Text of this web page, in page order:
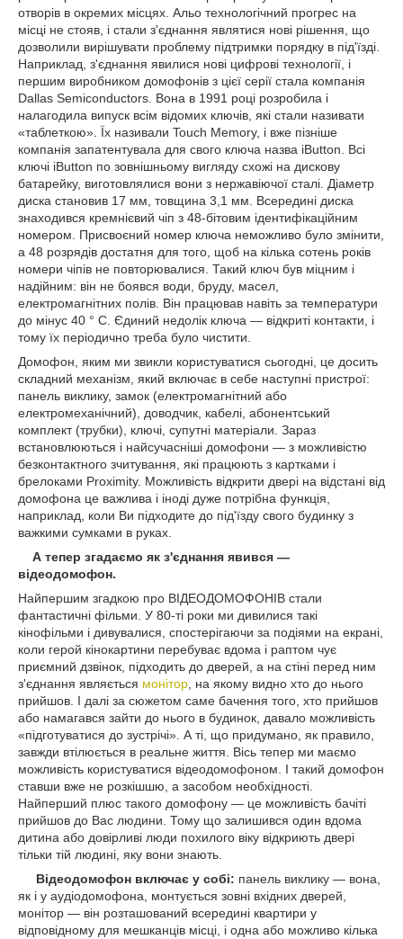
отворів в окремих місцях. Альо технологічний прогрес на
місці не стояв, і стали з'єднання являтися нові рішення, що
дозволили вирішувати проблему підтримки порядку в під'їзді.
Наприклад, з'єднання явилися нові цифрові технології, і
першим виробником домофонів з цієї серії стала компанія
Dallas Semiconductors. Вона в 1991 році розробила і
налагодила випуск всім відомих ключів, які стали називати
«таблеткою». Їх називали Touch Memory, і вже пізніше
компанія запатентувала для свого ключа назва iButton. Всі
ключі iButton по зовнішньому вигляду схожі на дискову
батарейку, виготовлялися вони з нержавіючої сталі. Діаметр
диска становив 17 мм, товщина 3,1 мм. Всередині диска
знаходився кремнієвий чіп з 48-бітовим ідентифікаційним
номером. Присвоєний номер ключа неможливо було змінити,
а 48 розрядів достатня для того, щоб на кілька сотень років
номери чіпів не повторювалися. Такий ключ був міцним і
надійним: він не боявся води, бруду, масел,
електромагнітних полів. Він працював навіть за температури
до мінус 40 ° С. Єдиний недолік ключа ― відкриті контакти, і
тому їх періодично треба було чистити.
Домофон, яким ми звикли користуватися сьогодні, це досить
складний механізм, який включає в себе наступні пристрої:
панель виклику, замок (електромагнітний або
електромеханічний), доводчик, кабелі, абонентський
комплект (трубки), ключі, супутні матеріали. Зараз
встановлюються і найсучасніші домофони ― з можливістю
безконтактного зчитування, які працюють з картками і
брелоками Proximity. Можливість відкрити двері на відстані від
домофона це важлива і іноді дуже потрібна функція,
наприклад, коли Ви підходите до під'їзду свого будинку з
важкими сумками в руках.
А тепер згадаємо як з'єднання явився ―
відеодомофон.
Найпершим згадкою про ВІДЕОДОМОФОНІВ стали
фантастичні фільми. У 80-ті роки ми дивилися такі
кінофільми і дивувалися, спостерігаючи за подіями на екрані,
коли герой кінокартини перебуває вдома і раптом чує
приємний дзвінок, підходить до дверей, а на стіні перед ним
з'єднання являється монітор , на якому видно хто до нього
прийшов. І далі за сюжетом саме бачення того, хто прийшов
або намагався зайти до нього в будинок, давало можливість
«підготуватися до зустрічі». А ті, що придумано, як правило,
завжди втілюється в реальне життя. Вісь тепер ми маємо
можливість користуватися відеодомофоном. І такий домофон
ставши вже не розкішшю, а засобом необхідності.
Найперший плюс такого домофону ― це можливість бачіті
прийшов до Вас людини. Тому що залишився один вдома
дитина або довірливі люди похилого віку відкриють двері
тільки тій людині, яку вони знають.
Відеодомофон включає у собі: панель виклику ― вона,
як і у аудіодомофона, монтується зовні вхідних дверей,
монітор ― він розташований всередині квартири у
відповідному для мешканців місці, і одна або можливо кілька